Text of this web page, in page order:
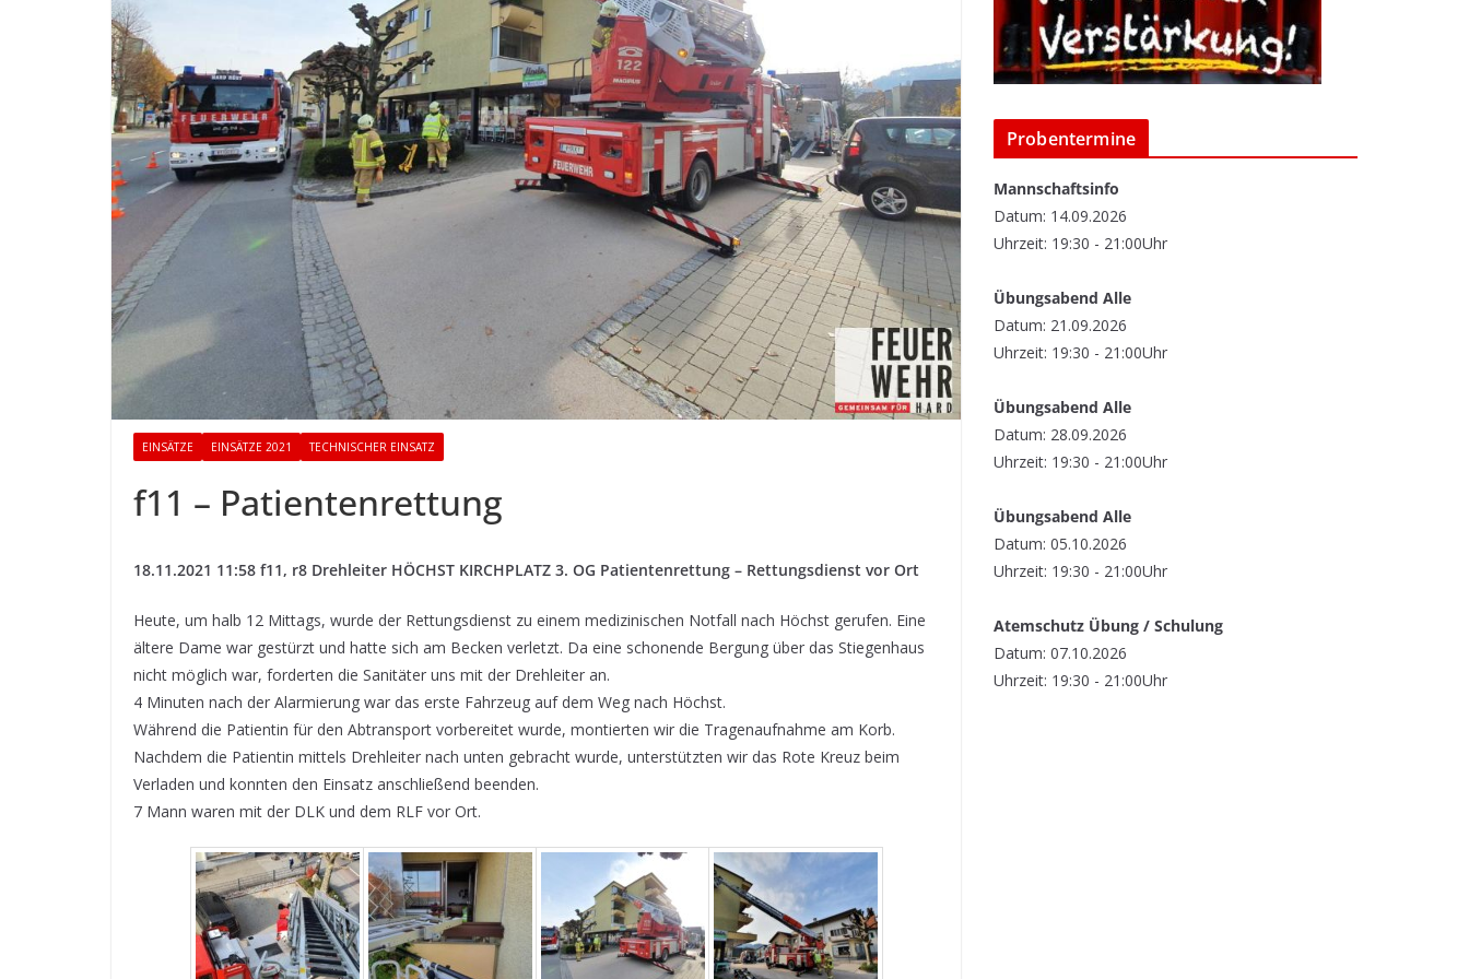
EINSÄTZE EINSÄTZE 2021 TECHNISCHER EINSATZ
f11 – Patientenrettung
18.11.2021 11:58 f11, r8 Drehleiter HÖCHST KIRCHPLATZ 3. OG Patientenrettung – Rettungsdienst vor Ort
Heute, um halb 12 Mittags, wurde der Rettungsdienst zu einem medizinischen Notfall nach Höchst gerufen. Eine
ältere Dame war gestürzt und hatte sich am Becken verletzt. Da eine schonende Bergung über das Stiegenhaus
nicht möglich war, forderten die Sanitäter uns mit der Drehleiter an.
4 Minuten nach der Alarmierung war das erste Fahrzeug auf dem Weg nach Höchst.
Während die Patientin für den Abtransport vorbereitet wurde, montierten wir die Tragenaufnahme am Korb.
Nachdem die Patientin mittels Drehleiter nach unten gebracht wurde, unterstützten wir das Rote Kreuz beim
Verladen und konnten den Einsatz anschließend beenden.
7 Mann waren mit der DLK und dem RLF vor Ort.
Probentermine
Mannschaftsinfo
Datum: 14.09.2026
Uhrzeit: 19:30 - 21:00Uhr
Übungsabend Alle
Datum: 21.09.2026
Uhrzeit: 19:30 - 21:00Uhr
Übungsabend Alle
Datum: 28.09.2026
Uhrzeit: 19:30 - 21:00Uhr
Übungsabend Alle
Datum: 05.10.2026
Uhrzeit: 19:30 - 21:00Uhr
Atemschutz Übung / Schulung
Datum: 07.10.2026
Uhrzeit: 19:30 - 21:00Uhr